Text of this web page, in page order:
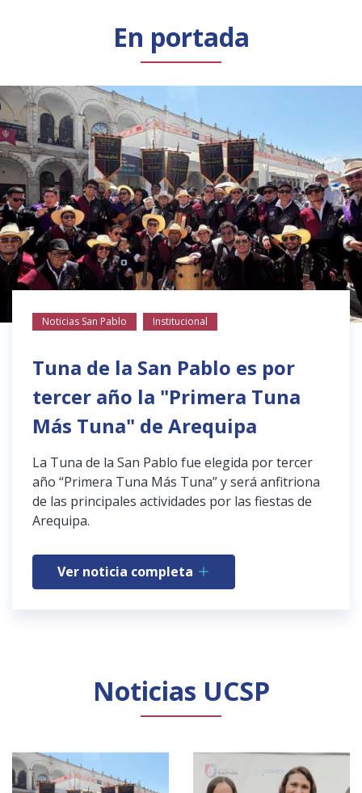
En portada
Noticias San Pablo Institucional
Tuna de la San Pablo es por
tercer año la "Primera Tuna
Más Tuna" de Arequipa
La Tuna de la San Pablo fue elegida por tercer
año “Primera Tuna Más Tuna” y será anfitriona
de las principales actividades por las fiestas de
Arequipa.
Ver noticia completa
Noticias UCSP